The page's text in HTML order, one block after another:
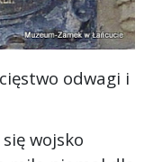
odwagi i
wojsko